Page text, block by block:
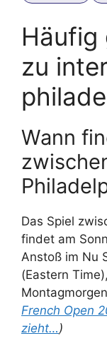
Häufig
zu
Wann
Das Spiel
findet am
Anstoß im Nu
(Eastern
French Open
zieht…)